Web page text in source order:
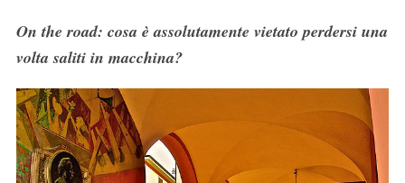
On the road: cosa è assolutamente vietato perdersi una
volta saliti in macchina?